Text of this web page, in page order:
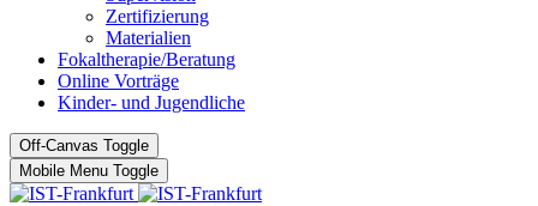
Zertifizierung
Materialien
Fokaltherapie/Beratung
Online Vorträge
Kinder- und Jugendliche
Off-Canvas Toggle
Mobile Menu Toggle